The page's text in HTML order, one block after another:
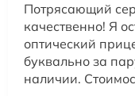
Потрясающий
качественно! Я
оптический
буквально за
наличии.